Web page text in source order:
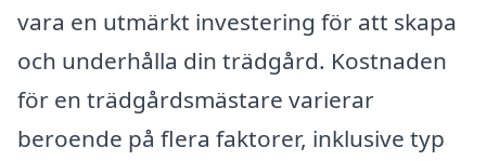
vara en utmärkt investering för att skapa
och underhålla din trädgård. Kostnaden
för en trädgårdsmästare varierar
beroende på flera faktorer, inklusive typ